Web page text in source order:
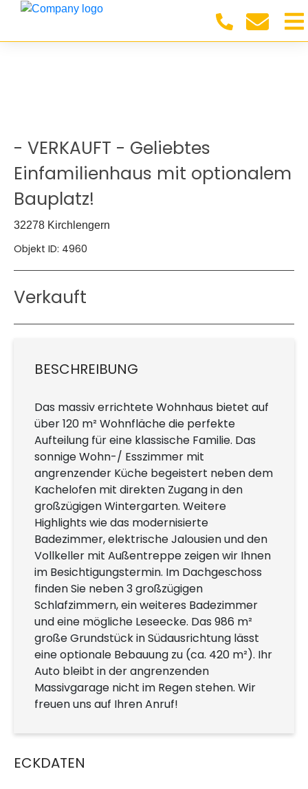
- VERKAUFT - Geliebtes
Einfamilienhaus mit optionalem
Bauplatz!
32278 Kirchlengern
Objekt ID: 4960
Verkauft
BESCHREIBUNG
Das massiv errichtete Wohnhaus bietet auf
über 120 m² Wohnfläche die perfekte
Aufteilung für eine klassische Familie. Das
sonnige Wohn-/ Esszimmer mit
angrenzender Küche begeistert neben dem
Kachelofen mit direkten Zugang in den
großzügigen Wintergarten. Weitere
Highlights wie das modernisierte
Badezimmer, elektrische Jalousien und den
Vollkeller mit Außentreppe zeigen wir Ihnen
im Besichtigungstermin. Im Dachgeschoss
finden Sie neben 3 großzügigen
Schlafzimmern, ein weiteres Badezimmer
und eine mögliche Leseecke. Das 986 m²
große Grundstück in Südausrichtung lässt
eine optionale Bebauung zu (ca. 420 m²). Ihr
Auto bleibt in der angrenzenden
Massivgarage nicht im Regen stehen. Wir
freuen uns auf Ihren Anruf!
ECKDATEN